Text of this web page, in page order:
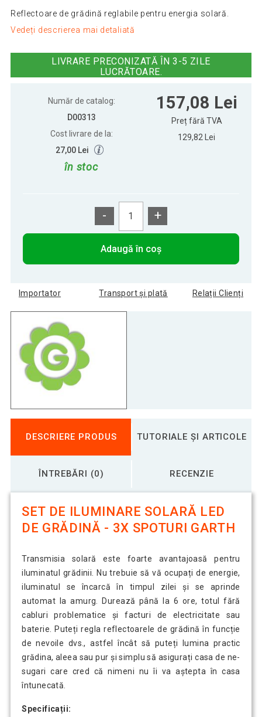
Reflectoare de grădină reglabile pentru energia solară.
Vedeți descrierea mai detaliată
LIVRARE PRECONIZATĂ ÎN 3-5 ZILE
LUCRĂTOARE.
Număr de catalog:
D00313
Cost livrare de la:
27,00 Lei
în stoc
157,08 Lei
Preț fără TVA
129,82 Lei
- +
Adaugă în coș
Importator Transport și plată Relații Clienți
DESCRIERE PRODUS TUTORIALE ȘI ARTICOLE
ÎNTREBĂRI (0) RECENZIE
SET DE ILUMINARE SOLARĂ LED
DE GRĂDINĂ - 3X SPOTURI GARTH
Transmisia solară este foarte avantajoasă pentru
iluminatul grădinii. Nu trebuie să vă ocupați de energie,
iluminatul se încarcă în timpul zilei și se aprinde
automat la amurg. Durează până la 6 ore, totul fără
cabluri problematice și facturi de electricitate sau
baterie. Puteți regla reflectoarele de grădină în funcție
de nevoile dvs., astfel încât să puteți lumina practic
grădina, aleea sau pur și simplu să asigurați casa de ne-
sugari care cred că nimeni nu îi va aștepta în casa
întunecată.
Specificații: